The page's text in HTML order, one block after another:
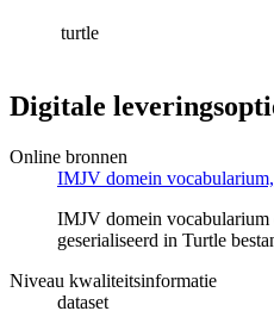
turtle
Digitale
Online bronnen
IMJV domein
IMJV domein vocabularium
geserialiseerd in Turtle
Niveau kwaliteitsinformatie
dataset